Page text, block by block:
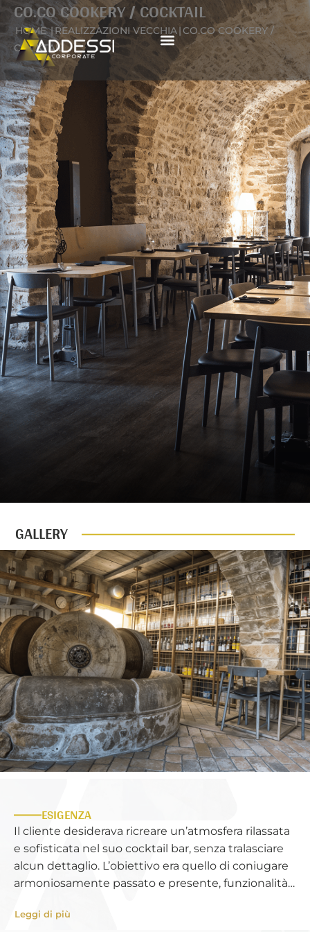
Vai
contenuto
CO.CO COOKERY / COCKTAIL
HOME |REALIZZAZIONI VECCHIA|CO.CO COOKERY /
COCKTAIL
GALLERY
ESIGENZA
Il cliente desiderava ricreare un’atmosfera rilassata
e sofisticata nel suo cocktail bar, senza tralasciare
alcun dettaglio. L’obiettivo era quello di coniugare
armoniosamente passato e presente, funzionalità
contribuisse al comfort e all’eleganza del locale. La
Leggi di più